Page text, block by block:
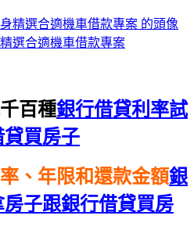
選合適機車借款專案
百種銀行借貸利率試
買房子
、年限和還款金額銀
子跟銀行借貸買房